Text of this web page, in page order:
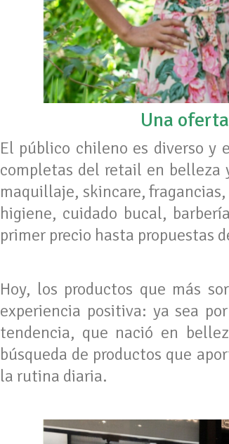
Una
El público chileno es diverso y
completas del retail en belleza
maquillaje, skincare,
higiene, cuidado bucal,
primer precio hasta propuestas
Hoy, los productos que más
experiencia positiva: ya sea
tendencia, que nació en
búsqueda de productos que
la rutina diaria.